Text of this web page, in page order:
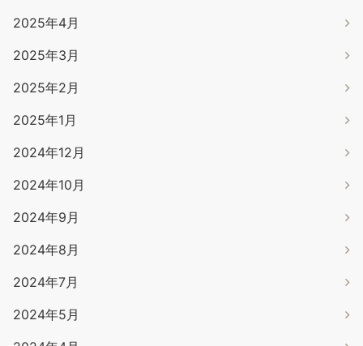
2025年4月
2025年3月
2025年2月
2025年1月
2024年12月
2024年10月
2024年9月
2024年8月
2024年7月
2024年5月